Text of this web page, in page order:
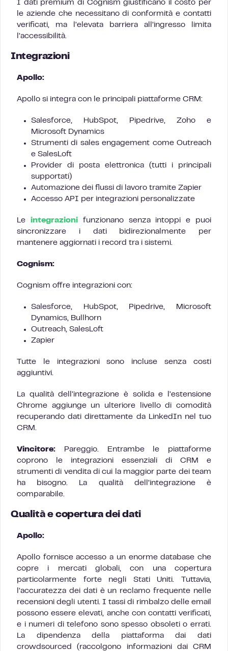
I dati premium di Cognism giustificano il costo per
le aziende che necessitano di conformità e contatti
verificati, ma l’elevata barriera all’ingresso limita
l’accessibilità.
Integrazioni
Apollo:
Apollo si integra con le principali piattaforme CRM:
Salesforce, HubSpot, Pipedrive, Zoho e
Microsoft Dynamics
Strumenti di sales engagement come Outreach
e SalesLoft
Provider di posta elettronica (tutti i principali
supportati)
Automazione dei flussi di lavoro tramite Zapier
Accesso API per integrazioni personalizzate
Le integrazionifunzionano senza intoppi e puoi
sincronizzare i dati bidirezionalmente per
mantenere aggiornati i record tra i sistemi.
Cognism:
Cognism offre integrazioni con:
Salesforce, HubSpot, Pipedrive, Microsoft
Dynamics, Bullhorn
Outreach, SalesLoft
Zapier
Tutte le integrazioni sono incluse senza costi
aggiuntivi.
La qualità dell’integrazione è solida e l’estensione
Chrome aggiunge un ulteriore livello di comodità
recuperando dati direttamente da LinkedIn nel tuo
CRM.
Vincitore: Pareggio. Entrambe le piattaforme
coprono le integrazioni essenziali di CRM e
strumenti di vendita di cui la maggior parte dei team
ha bisogno. La qualità dell’integrazione è
comparabile.
Qualità e copertura dei dati
Apollo:
Apollo fornisce accesso a un enorme database che
copre i mercati globali, con una copertura
particolarmente forte negli Stati Uniti. Tuttavia,
l’accuratezza dei dati è un reclamo frequente nelle
recensioni degli utenti. I tassi di rimbalzo delle email
possono essere elevati, anche con contatti verificati,
e i numeri di telefono sono spesso obsoleti o errati.
La dipendenza della piattaforma dai dati
crowdsourced (raccolgono informazioni dai CRM